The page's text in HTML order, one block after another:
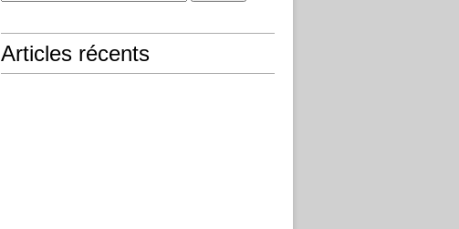
Articles récents